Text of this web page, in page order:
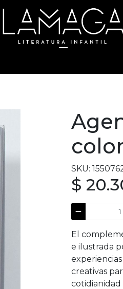
SKU:
$
El
e ilustrada
creativas